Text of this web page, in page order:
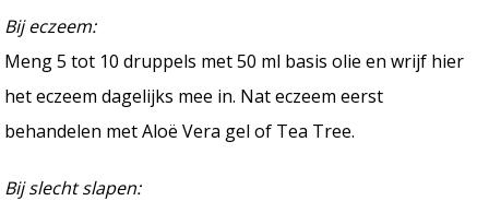
Bij eczeem:
Meng 5 tot 10 druppels met 50 ml basis olie en wrijf hier
het eczeem dagelijks mee in. Nat eczeem eerst
behandelen met Aloë Vera gel of Tea Tree.
Bij slecht slapen: